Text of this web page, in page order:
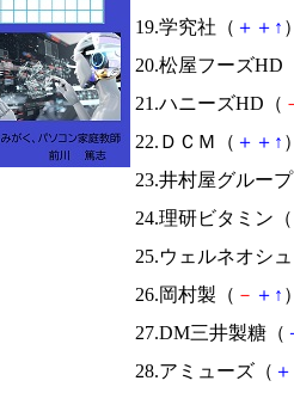
19.学究社（ ＋ ＋ ↑
20.松屋フーズHD
21.ハニーズHD（
22.ＤＣＭ（ ＋ ＋ ↑
23.井村屋グルー
24.理研ビタミン（
25.ウェルネオシ
26.岡村製（ － ＋ ↑
27.DM三井製糖（
28.アミューズ（ ＋